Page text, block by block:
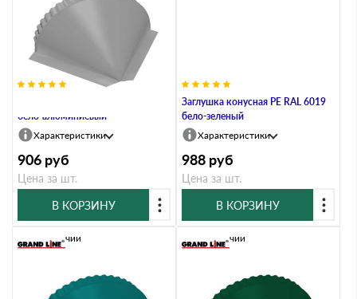
бело-алюминиевый
Характеристики
906 руб
Цена за шт.
В КОРЗИНУ
Заглушка конусная PE RAL 6019
бело-зеленый
Характеристики
988 руб
Цена за шт.
В КОРЗИНУ
В наличии В наличии